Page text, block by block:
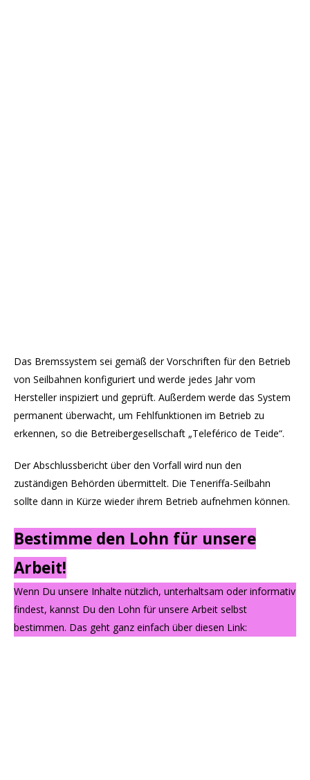
Das Bremssystem sei gemäß der Vorschriften für den Betrieb
von Seilbahnen konfiguriert und werde jedes Jahr vom
Hersteller inspiziert und geprüft. Außerdem werde das System
permanent überwacht, um Fehlfunktionen im Betrieb zu
erkennen, so die Betreibergesellschaft „Teleférico de Teide“.
Der Abschlussbericht über den Vorfall wird nun den
zuständigen Behörden übermittelt. Die Teneriffa-Seilbahn
sollte dann in Kürze wieder ihrem Betrieb aufnehmen können.
Bestimme den Lohn für unsere
Arbeit!
Wenn Du unsere Inhalte nützlich, unterhaltsam oder informativ
findest, kannst Du den Lohn für unsere Arbeit selbst
bestimmen. Das geht ganz einfach über diesen Link: